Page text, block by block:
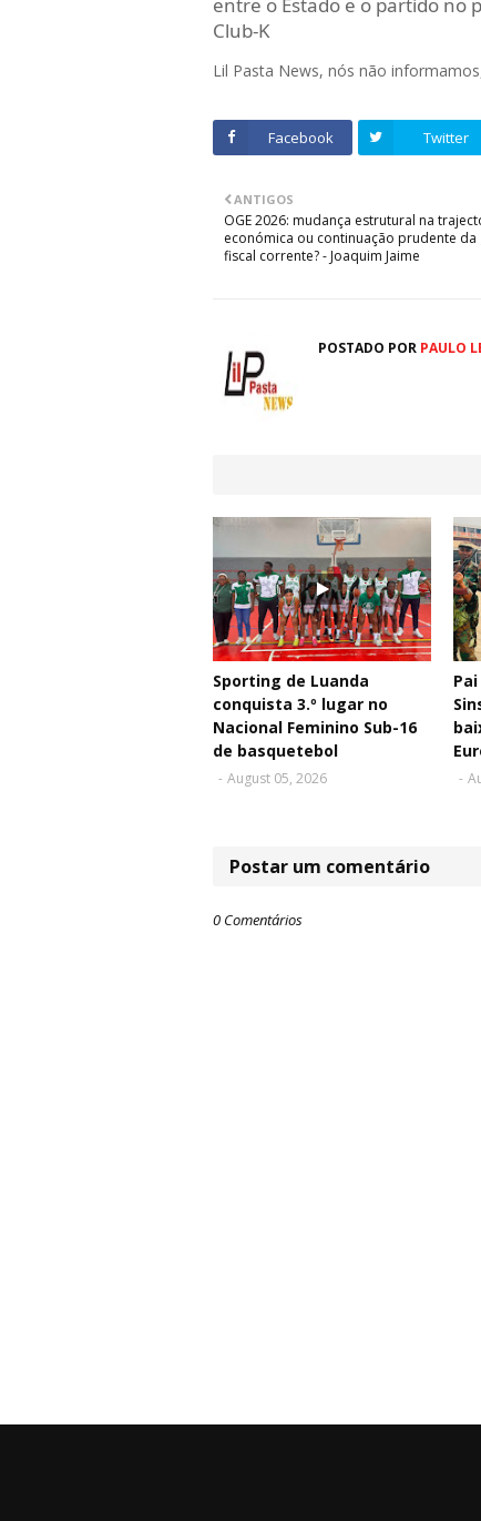
entre o Estado e o partido no
Club-K
Lil Pasta News, nós não
Facebook Twitter
ANTIGOS
OGE 2026: mudança estrutural na
económica ou continuação prudente da
fiscal corrente? - Joaquim Jaime
POSTADO POR PAULO
Sporting de Luanda
conquista 3.º lugar no
Nacional Feminino Sub-16
de basquetebol
- August 05, 2026 -
Postar um comentário
0 Comentários